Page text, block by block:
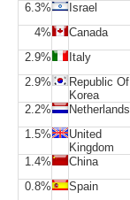
6.3%
Israel
4%
Canada
2.9%
Italy
2.9%
Republic Of
Korea
2.2%
Netherlands
1.5%
United
Kingdom
1.4%
China
0.8%
Spain